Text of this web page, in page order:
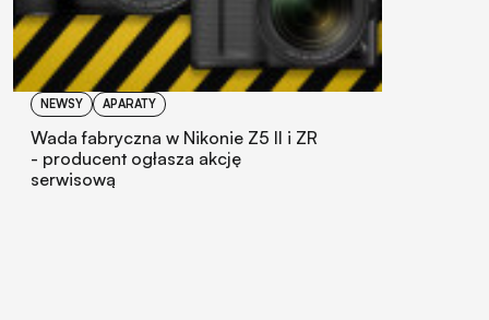
NEWSY APARATY
Wada fabryczna w Nikonie Z5 II i ZR
- producent ogłasza akcję
serwisową